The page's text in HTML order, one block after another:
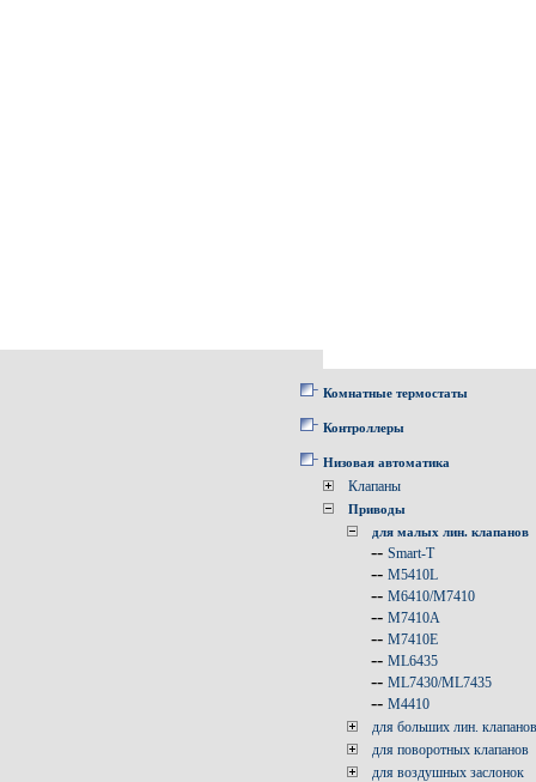
Комнатные термостаты
Контроллеры
Низовая автоматика
Клапаны
Приводы
для малых лин. клапанов
-- Smart-T
-- M5410L
-- M6410/M7410
-- M7410A
-- M7410E
-- ML6435
-- ML7430/ML7435
-- M4410
для больших лин. клапанов
для поворотных клапанов
для воздушных заслонок